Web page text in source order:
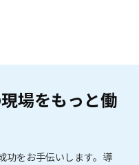
場をもっと働
をお手伝いします。 導